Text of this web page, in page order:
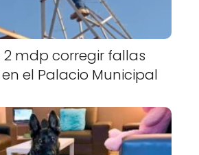
mdp corregir fallas
el Palacio Municipal